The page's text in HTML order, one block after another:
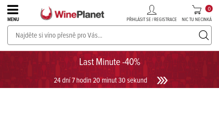
Last Minute -40%
24 dní 7 hodin 20 minut 30 sekund
MENU PŘIHLÁSIT SE / REGISTRACE NIC TU NECINKÁ
0
PROSECCO v akci až do -30%!UKÁZAT PROSECCO